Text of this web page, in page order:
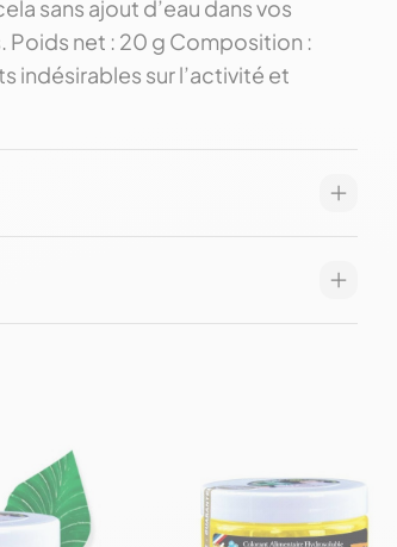
sans ajout d’eau dans vos
net : 20 g Composition :
indésirables sur l’activité et